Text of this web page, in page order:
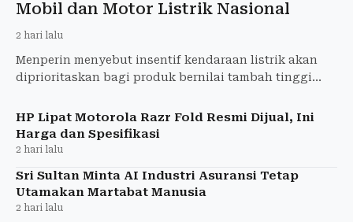
Mobil dan Motor Listrik Nasional
2 hari lalu
Menperin menyebut insentif kendaraan listrik akan
diprioritaskan bagi produk bernilai tambah tinggi
HP Lipat Motorola Razr Fold Resmi Dijual, Ini
Harga dan Spesifikasi
2 hari lalu
Sri Sultan Minta AI Industri Asuransi Tetap
Utamakan Martabat Manusia
2 hari lalu